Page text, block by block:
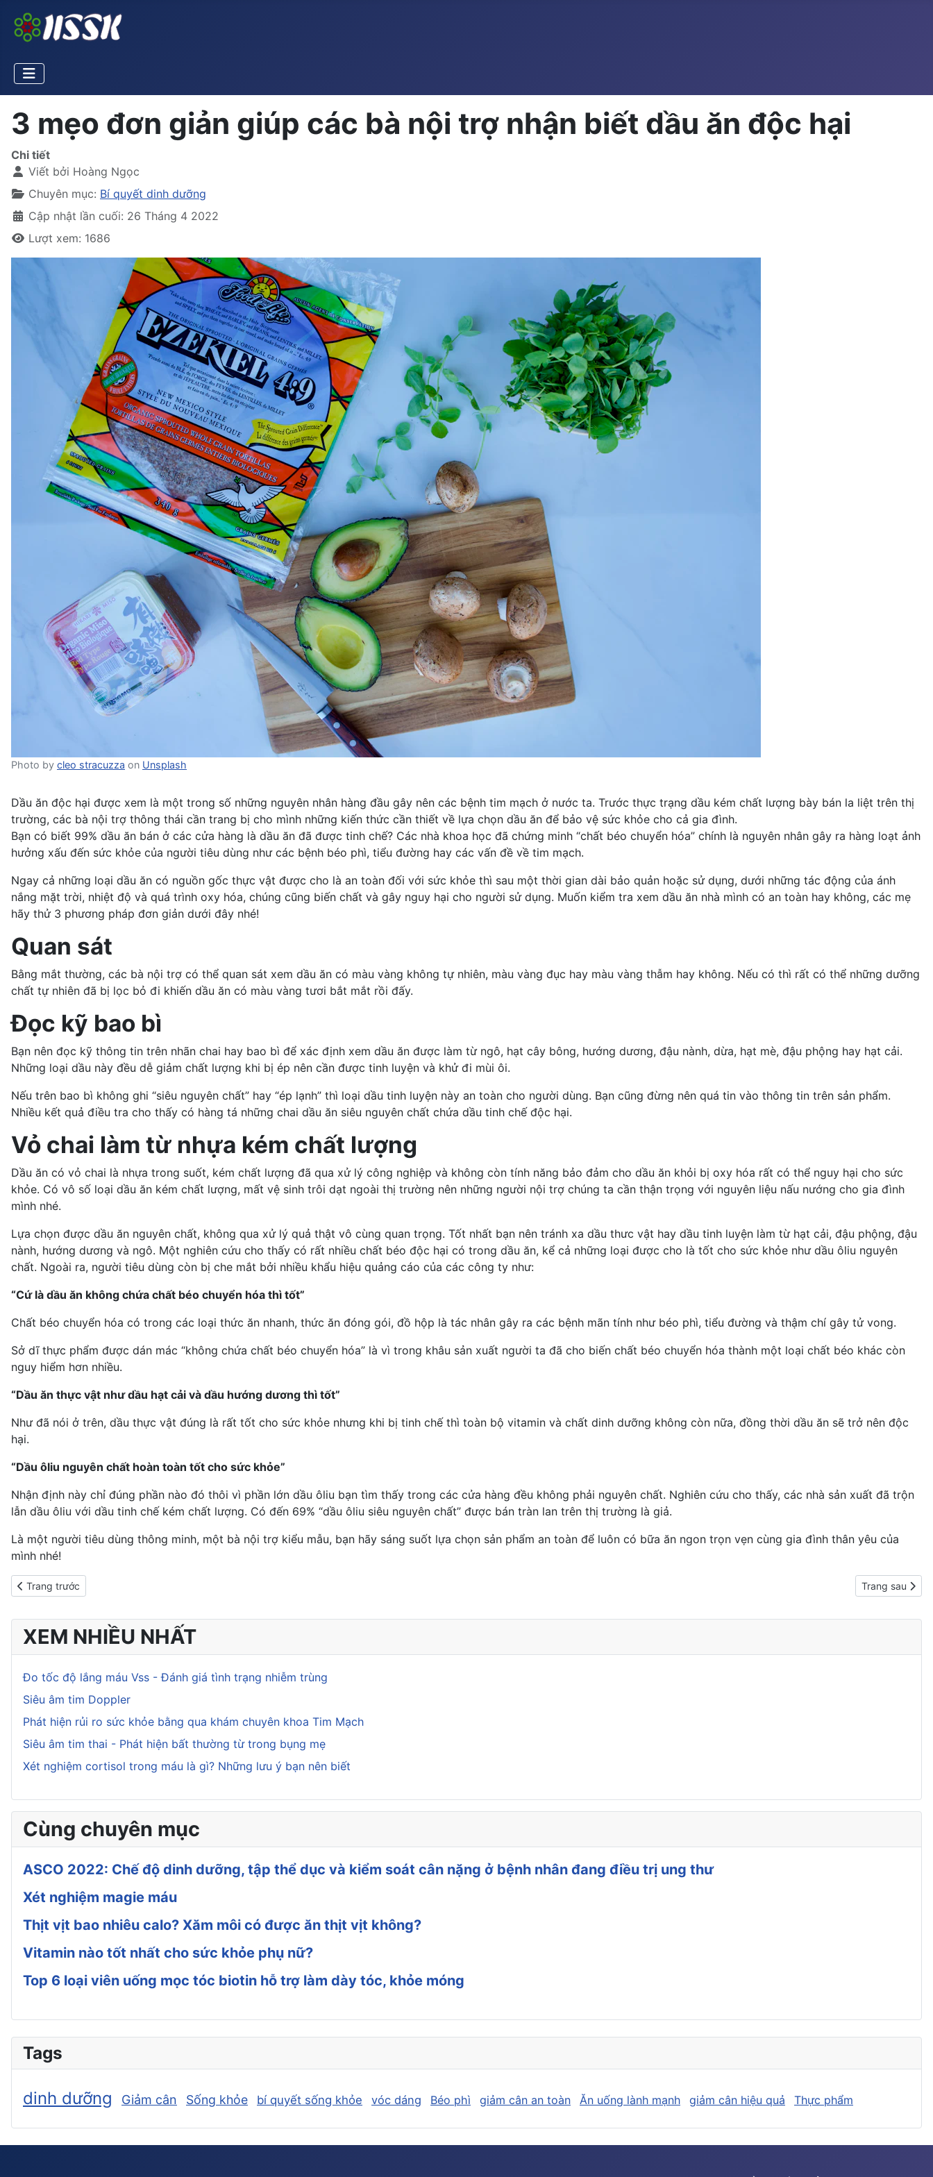
3 mẹo đơn giản giúp các bà nội trợ nhận biết dầu ăn độc hại
Chi tiết
Viết bởi Hoàng Ngọc
Chuyên mục: Bí quyết dinh dưỡng
Cập nhật lần cuối: 26 Tháng 4 2022
Lượt xem: 1686
Photo by cleo stracuzza on Unsplash
Dầu ăn độc hại được xem là một trong số những nguyên nhân hàng đầu gây nên các bệnh tim mạch ở nước ta. Trước thực trạng dầu kém chất lượng bày bán la liệt trên thị
trường, các bà nội trợ thông thái cần trang bị cho mình những kiến thức cần thiết về lựa chọn dầu ăn để bảo vệ sức khỏe cho cả gia đình.
Bạn có biết 99% dầu ăn bán ở các cửa hàng là dầu ăn đã được tinh chế? Các nhà khoa học đã chứng minh “chất béo chuyển hóa” chính là nguyên nhân gây ra hàng loạt ảnh
hưởng xấu đến sức khỏe của người tiêu dùng như các bệnh béo phì, tiểu đường hay các vấn đề về tim mạch.
Ngay cả những loại dầu ăn có nguồn gốc thực vật được cho là an toàn đối với sức khỏe thì sau một thời gian dài bảo quản hoặc sử dụng, dưới những tác động của ánh
nắng mặt trời, nhiệt độ và quá trình oxy hóa, chúng cũng biến chất và gây nguy hại cho người sử dụng. Muốn kiểm tra xem dầu ăn nhà mình có an toàn hay không, các mẹ
hãy thử 3 phương pháp đơn giản dưới đây nhé!
Quan sát
Bằng mắt thường, các bà nội trợ có thể quan sát xem dầu ăn có màu vàng không tự nhiên, màu vàng đục hay màu vàng thẫm hay không. Nếu có thì rất có thể những dưỡng
chất tự nhiên đã bị lọc bỏ đi khiến dầu ăn có màu vàng tươi bắt mắt rồi đấy.
Đọc kỹ bao bì
Bạn nên đọc kỹ thông tin trên nhãn chai hay bao bì để xác định xem dầu ăn được làm từ ngô, hạt cây bông, hướng dương, đậu nành, dừa, hạt mè, đậu phộng hay hạt cải.
Những loại dầu này đều dễ giảm chất lượng khi bị ép nên cần được tinh luyện và khử đi mùi ôi.
Nếu trên bao bì không ghi “siêu nguyên chất” hay “ép lạnh” thì loại dầu tinh luyện này an toàn cho người dùng. Bạn cũng đừng nên quá tin vào thông tin trên sản phẩm.
Nhiều kết quả điều tra cho thấy có hàng tá những chai dầu ăn siêu nguyên chất chứa dầu tinh chế độc hại.
Vỏ chai làm từ nhựa kém chất lượng
Dầu ăn có vỏ chai là nhựa trong suốt, kém chất lượng đã qua xử lý công nghiệp và không còn tính năng bảo đảm cho dầu ăn khỏi bị oxy hóa rất có thể nguy hại cho sức
khỏe. Có vô số loại dầu ăn kém chất lượng, mất vệ sinh trôi dạt ngoài thị trường nên những người nội trợ chúng ta cần thận trọng với nguyên liệu nấu nướng cho gia đình
mình nhé.
Lựa chọn được dầu ăn nguyên chất, không qua xử lý quả thật vô cùng quan trọng. Tốt nhất bạn nên tránh xa dầu thưc vật hay dầu tinh luyện làm từ hạt cải, đậu phộng, đậu
nành, hướng dương và ngô. Một nghiên cứu cho thấy có rất nhiều chất béo độc hại có trong dầu ăn, kể cả những loại được cho là tốt cho sức khỏe như dầu ôliu nguyên
chất. Ngoài ra, người tiêu dùng còn bị che mắt bởi nhiều khẩu hiệu quảng cáo của các công ty như:
“Cứ là dầu ăn không chứa chất béo chuyển hóa thì tốt”
Chất béo chuyển hóa có trong các loại thức ăn nhanh, thức ăn đóng gói, đồ hộp là tác nhân gây ra các bệnh mãn tính như béo phì, tiểu đường và thậm chí gây tử vong.
Sở dĩ thực phẩm được dán mác “không chứa chất béo chuyển hóa” là vì trong khâu sản xuất người ta đã cho biến chất béo chuyển hóa thành một loại chất béo khác còn
nguy hiểm hơn nhiều.
“Dầu ăn thực vật như dầu hạt cải và dầu hướng dương thì tốt”
Như đã nói ở trên, dầu thực vật đúng là rất tốt cho sức khỏe nhưng khi bị tinh chế thì toàn bộ vitamin và chất dinh dưỡng không còn nữa, đồng thời dầu ăn sẽ trở nên độc
hại.
“Dầu ôliu nguyên chất hoàn toàn tốt cho sức khỏe”
Nhận định này chỉ đúng phần nào đó thôi vì phần lớn dầu ôliu bạn tìm thấy trong các cửa hàng đều không phải nguyên chất. Nghiên cứu cho thấy, các nhà sản xuất đã trộn
lẫn dầu ôliu với dầu tinh chế kém chất lượng. Có đến 69% “dầu ôliu siêu nguyên chất” được bán tràn lan trên thị trường là giả.
Là một người tiêu dùng thông minh, một bà nội trợ kiểu mẫu, bạn hãy sáng suốt lựa chọn sản phẩm an toàn để luôn có bữa ăn ngon trọn vẹn cùng gia đình thân yêu của
mình nhé!
Previous article: 4 loại dụng cụ nấu ăn độc hại trong gian bếp nhà bạn
Trang trước Next article:
Trang sau
XEM NHIỀU NHẤT
Đo tốc độ lắng máu Vss - Đánh giá tình trạng nhiễm trùng
Siêu âm tim Doppler
Phát hiện rủi ro sức khỏe bằng qua khám chuyên khoa Tim Mạch
Siêu âm tim thai - Phát hiện bất thường từ trong bụng mẹ
Xét nghiệm cortisol trong máu là gì? Những lưu ý bạn nên biết
Cùng chuyên mục
ASCO 2022: Chế độ dinh dưỡng, tập thể dục và kiểm soát cân nặng ở bệnh nhân đang điều trị ung thư
Xét nghiệm magie máu
Thịt vịt bao nhiêu calo? Xăm môi có được ăn thịt vịt không?
Vitamin nào tốt nhất cho sức khỏe phụ nữ?
Top 6 loại viên uống mọc tóc biotin hỗ trợ làm dày tóc, khỏe móng
Tags
dinh dưỡng Giảm cân Sống khỏe bí quyết sống khỏe vóc dáng Béo phì giảm cân an toàn Ăn uống lành mạnh giảm cân hiệu quả Thực phẩm